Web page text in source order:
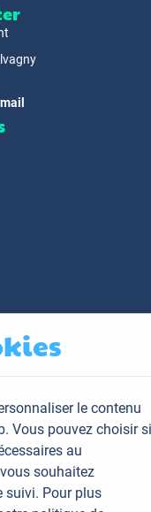
le contenu
Vous pouvez choisir si
au
souhaitez
suivi. Pour plus